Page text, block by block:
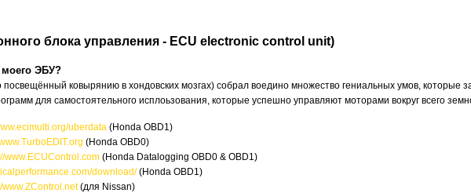
блока управления - ECU electronic control unit)
моего ЭБУ?
ковырянию в хондовских мозгах) собрал воедино множество гениальных умов, которые
для самостоятельного исплоьзования, которые успешно управляют моторами вокруг всего
uberdata (Honda OBD1)
(Honda OBD0)
www.ECUControl.com (Honda Datalogging OBD0 & OBD1)
download/(Honda OBD1)
www.ZControl.net(для Nissan)